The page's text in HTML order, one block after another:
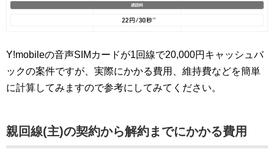
Y!mobileの音声SIMカードが1回線で20,000円キャッシュバ
ックの案件ですが、実際にかかる費用、維持費などを簡単
に計算してみますので参考にしてみてください。
親回線(主)の契約から解約までにかかる費用